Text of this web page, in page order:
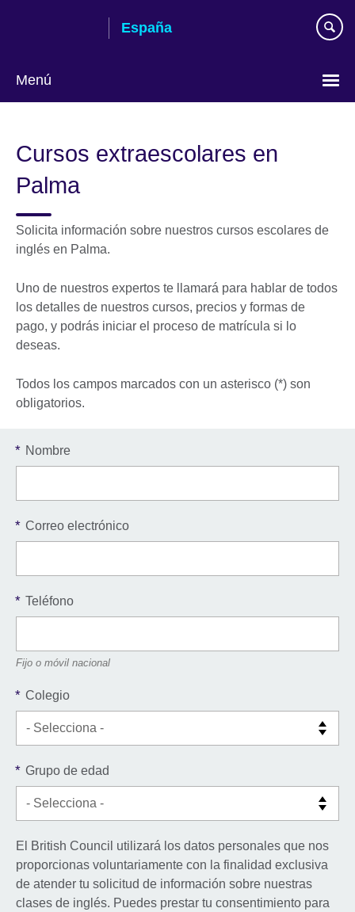
España
Menú
Cursos extraescolares en
Palma
Solicita información sobre nuestros cursos escolares de
inglés en Palma.
Uno de nuestros expertos te llamará para hablar de todos
los detalles de nuestros cursos, precios y formas de
pago, y podrás iniciar el proceso de matrícula si lo
deseas.
Todos los campos marcados con un asterisco (*) son
obligatorios.
* Nombre
* Correo electrónico
* Teléfono
Fijo o móvil nacional
* Colegio
* Grupo de edad
El British Council utilizará los datos personales que nos
proporcionas voluntariamente con la finalidad exclusiva
de atender tu solicitud de información sobre nuestras
clases de inglés. Puedes prestar tu consentimiento para